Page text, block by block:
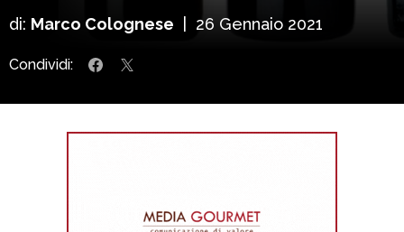
di: Marco Colognese 26 Gennaio 2021
Condividi: